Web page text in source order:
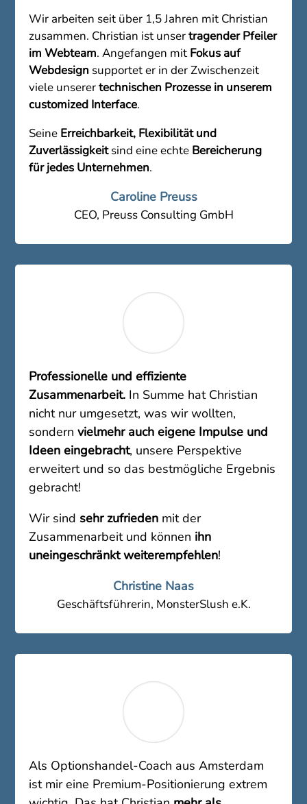
Wir arbeiten seit über 1,5 Jahren mit Christian
zusammen. Christian ist unsertragender Pfeiler
im Webteam. Angefangen mit Fokus auf
Webdesign supportet er in der Zwischenzeit
viele unserertechnischen Prozesse in unserem
customized Interface.
Seine Erreichbarkeit, Flexibilität und
Zuverlässigkeitsind eine echte Bereicherung
für jedes Unternehmen.
Caroline Preuss
CEO, Preuss Consulting GmbH
Professionelle und effiziente
Zusammenarbeit. In Summe hat Christian
nicht nur umgesetzt, was wir wollten,
sondernvielmehr auch eigene Impulse und
Ideen eingebracht, unsere Perspektive
erweitert und so das bestmögliche Ergebnis
gebracht!
Wir sind sehr zufrieden mit der
Zusammenarbeit und können ihn
uneingeschränkt weiterempfehlen!
Christine Naas
Geschäftsführerin, MonsterSlush e.K.
Als Optionshandel-Coach aus Amsterdam
ist mir eine Premium-Positionierung extrem